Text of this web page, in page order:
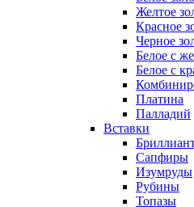
Желтое
Красное
Черное
Белое с
Белое с
Платина
Палладий
Вставки
Сапфиры
Изумруды
Рубины
Топазы